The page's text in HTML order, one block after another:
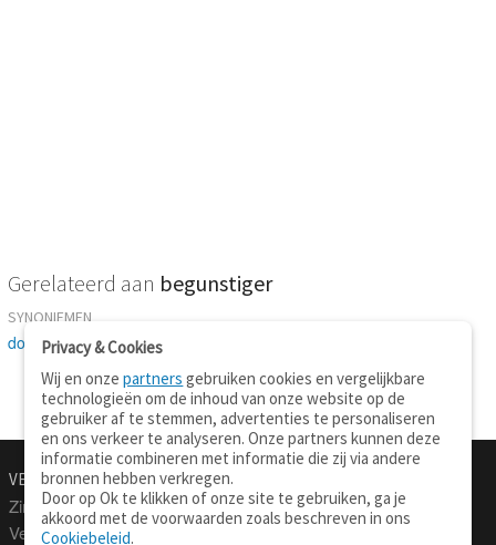
Gerelateerd aan begunstiger
SYNONIEMEN
donateur-schenker-
VERTALEN.NU
Zinnen vertalen
Verklarend woordenboek
Over deze site
Privacy & Cookies
Wij en onzepartners gebruiken cookies en vergelijkbare
technologieën om de inhoud van onze website op de
gebruiker af te stemmen, advertenties te personaliseren
en ons verkeer te analyseren. Onze partners kunnen deze
informatie combineren met informatie die zij via andere
bronnen hebben verkregen.
Door op Ok te klikken of onze site te gebruiken, ga je
akkoord met de voorwaarden zoals beschreven in ons
Cookiebeleid.